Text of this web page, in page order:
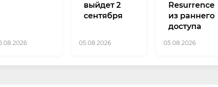
выйдет 2
сентября
05.08.2026
Resurrence
из раннего
доступа
05.08.2026